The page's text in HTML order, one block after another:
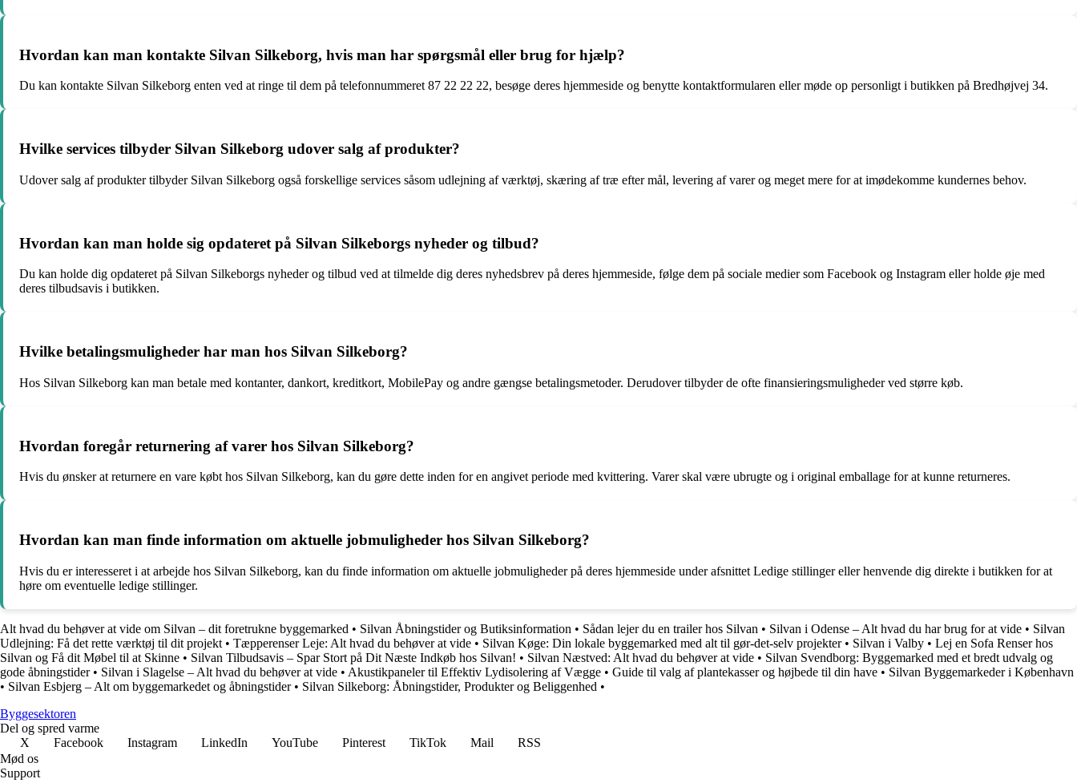
Hvordan kan man kontakte Silvan Silkeborg, hvis man har spørgsmål eller brug for hjælp?
Du kan kontakte Silvan Silkeborg enten ved at ringe til dem på telefonnummeret 87 22 22 22, besøge deres hjemmeside og benytte kontaktformularen eller møde op personligt i butikken på Bredhøjvej 34.
Hvilke services tilbyder Silvan Silkeborg udover salg af produkter?
Udover salg af produkter tilbyder Silvan Silkeborg også forskellige services såsom udlejning af værktøj, skæring af træ efter mål, levering af varer og meget mere for at imødekomme kundernes behov.
Hvordan kan man holde sig opdateret på Silvan Silkeborgs nyheder og tilbud?
Du kan holde dig opdateret på Silvan Silkeborgs nyheder og tilbud ved at tilmelde dig deres nyhedsbrev på deres hjemmeside, følge dem på sociale medier som Facebook og Instagram eller holde øje med
deres tilbudsavis i butikken.
Hvilke betalingsmuligheder har man hos Silvan Silkeborg?
Hos Silvan Silkeborg kan man betale med kontanter, dankort, kreditkort, MobilePay og andre gængse betalingsmetoder. Derudover tilbyder de ofte finansieringsmuligheder ved større køb.
Hvordan foregår returnering af varer hos Silvan Silkeborg?
Hvis du ønsker at returnere en vare købt hos Silvan Silkeborg, kan du gøre dette inden for en angivet periode med kvittering. Varer skal være ubrugte og i original emballage for at kunne returneres.
Hvordan kan man finde information om aktuelle jobmuligheder hos Silvan Silkeborg?
Hvis du er interesseret i at arbejde hos Silvan Silkeborg, kan du finde information om aktuelle jobmuligheder på deres hjemmeside under afsnittet Ledige stillinger eller henvende dig direkte i butikken for at
høre om eventuelle ledige stillinger.
Alt hvad du behøver at vide om Silvan – dit foretrukne byggemarked • Silvan Åbningstider og Butiksinformation • Sådan lejer du en trailer hos Silvan • Silvan i Odense – Alt hvad du har brug for at vide • Silvan
Udlejning: Få det rette værktøj til dit projekt • Tæpperenser Leje: Alt hvad du behøver at vide • Silvan Køge: Din lokale byggemarked med alt til gør-det-selv projekter• Silvan i Valby • Lej en Sofa Renser hos
Silvan og Få dit Møbel til at Skinne • Silvan Tilbudsavis – Spar Stort på Dit Næste Indkøb hos Silvan! • Silvan Næstved: Alt hvad du behøver at vide • Silvan Svendborg: Byggemarked med et bredt udvalg og
gode åbningstider• Silvan i Slagelse – Alt hvad du behøver at vide • Akustikpaneler til Effektiv Lydisolering af Vægge • Guide til valg af plantekasser og højbede til din have • Silvan Byggemarkeder i København
• Silvan Esbjerg – Alt om byggemarkedet og åbningstider• Silvan Silkeborg: Åbningstider, Produkter og Beliggenhed •
Byggesektoren
Del og spred varme
X
Facebook Instagram LinkedIn YouTube Pinterest TikTok Mail
RSS
Mød os
Support